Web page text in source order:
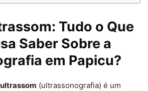
Tudo o Que
Saber Sobre a
em Papicu?
ultrassom (ultrassonografia) é um